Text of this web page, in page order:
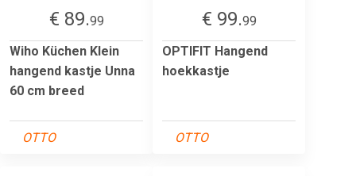
€ 89.99
Wiho Küchen Klein
hangend kastje Unna
60 cm breed
OTTO
€ 99.99
OPTIFIT Hangend
hoekkastje
OTTO